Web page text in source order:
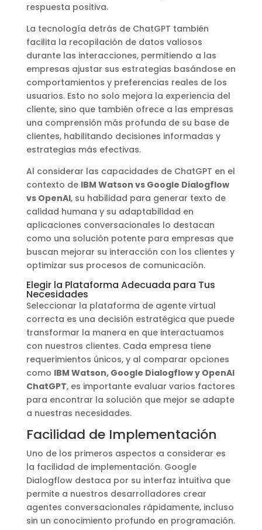
respuesta positiva.
La tecnología detrás de ChatGPT también
facilita la recopilación de datos valiosos
durante las interacciones, permitiendo a las
empresas ajustar sus estrategias basándose en
comportamientos y preferencias reales de los
usuarios. Esto no solo mejora la experiencia del
cliente, sino que también ofrece a las empresas
una comprensión más profunda de su base de
clientes, habilitando decisiones informadas y
estrategias más efectivas.
Al considerar las capacidades de ChatGPT en el
contexto de IBM Watson vs Google Dialogflow
vs OpenAI, su habilidad para generar texto de
calidad humana y su adaptabilidad en
aplicaciones conversacionales lo destacan
como una solución potente para empresas que
buscan mejorar su interacción con los clientes y
optimizar sus procesos de comunicación.
Elegir la Plataforma Adecuada para Tus
Necesidades
Seleccionar la plataforma de agente virtual
correcta es una decisión estratégica que puede
transformar la manera en que interactuamos
con nuestros clientes. Cada empresa tiene
requerimientos únicos, y al comparar opciones
como IBM Watson, Google Dialogflow y OpenAI
ChatGPT, es importante evaluar varios factores
para encontrar la solución que mejor se adapte
a nuestras necesidades.
Facilidad de Implementación
Uno de los primeros aspectos a considerar es
la facilidad de implementación. Google
Dialogflow destaca por su interfaz intuitiva que
permite a nuestros desarrolladores crear
agentes conversacionales rápidamente, incluso
sin un conocimiento profundo en programación.